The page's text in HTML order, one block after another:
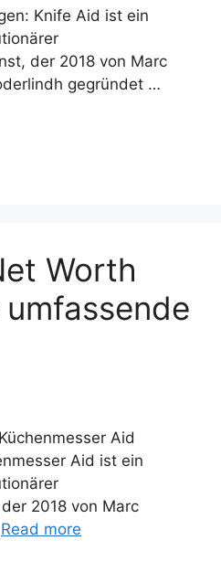
Knife Aid ist ein
der 2018 von Marc
gegründet …
Worth
Aid
Aid ist ein
2018 von Marc
Read more